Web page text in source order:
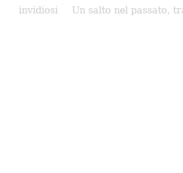
invidiosi
Un salto nel passato,